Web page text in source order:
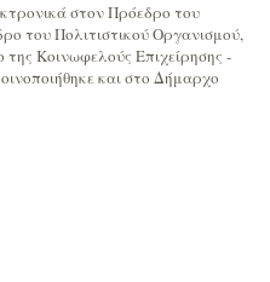
στον Πρόεδρο του
του Πολιτιστικού Οργανισμού,
Κοινωφελούς Επιχείρησης -
και στο Δήμαρχο
Πρωτοβουλία παροχής βοήθειας στη